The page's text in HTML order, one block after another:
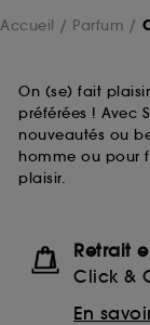
Accueil Parfum
On (se) fait
préférées ! Avec
nouveautés ou
homme ou pour
plaisir.
Retrait
Click &
En